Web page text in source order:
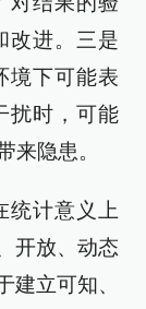
改进。三是
境下可能表
扰时，可能
来隐患。
统计意义上
开放、动态
建立可知、